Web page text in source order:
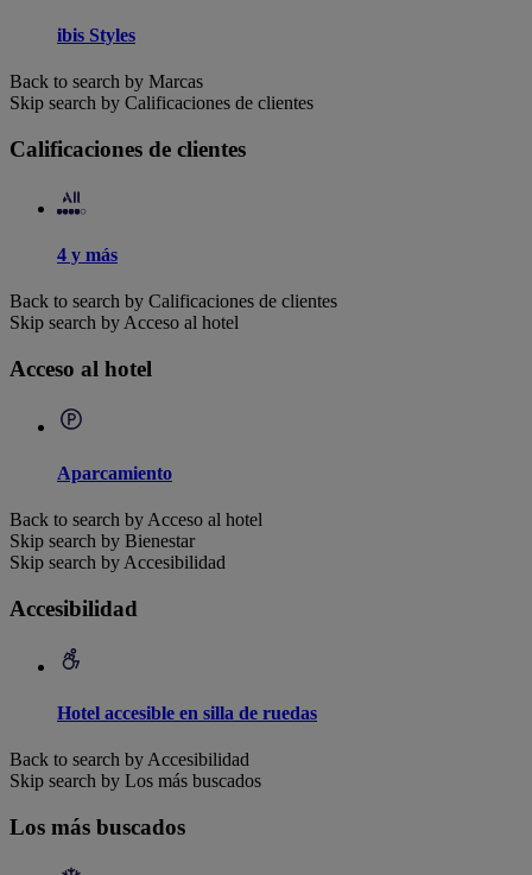
ibis Styles
Back to search by Marcas
Skip search by Calificaciones de clientes
Calificaciones de clientes
4 y más
Back to search by Calificaciones de clientes
Skip search by Acceso al hotel
Acceso al hotel
Aparcamiento
Back to search by Acceso al hotel
Skip search by Bienestar
Skip search by Accesibilidad
Accesibilidad
Hotel accesible en silla de ruedas
Back to search by Accesibilidad
Skip search by Los más buscados
Los más buscados